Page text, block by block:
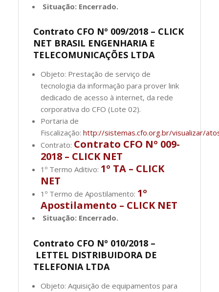
Situação: Encerrado.
Contrato CFO Nº 009/2018 – CLICK
NET BRASIL ENGENHARIA E
TELECOMUNICAÇÕES LTDA
Objeto: Prestação de serviço de
tecnologia da informação para prover link
dedicado de acesso à internet, da rede
corporativa do CFO (Lote 02).
Portaria de
Fiscalização:http://sistemas.cfo.org.br/visualizar/
Contrato: Contrato CFO Nº 009-
2018 – CLICK NET
1º Termo Aditivo: 1º TA – CLICK
NET
1º Termo de Apostilamento: 1º
Apostilamento – CLICK NET
Situação: Encerrado.
Contrato CFO Nº 010/2018 –
LETTEL DISTRIBUIDORA DE
TELEFONIA LTDA
Objeto: Aquisição de equipamentos para